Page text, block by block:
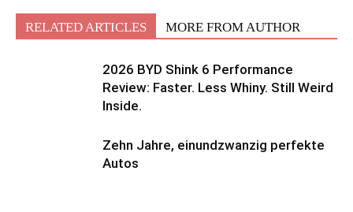
RELATED ARTICLES MORE FROM AUTHOR
2026 BYD Shink 6 Performance
Review: Faster. Less Whiny. Still Weird
Inside.
Zehn Jahre, einundzwanzig perfekte
Autos